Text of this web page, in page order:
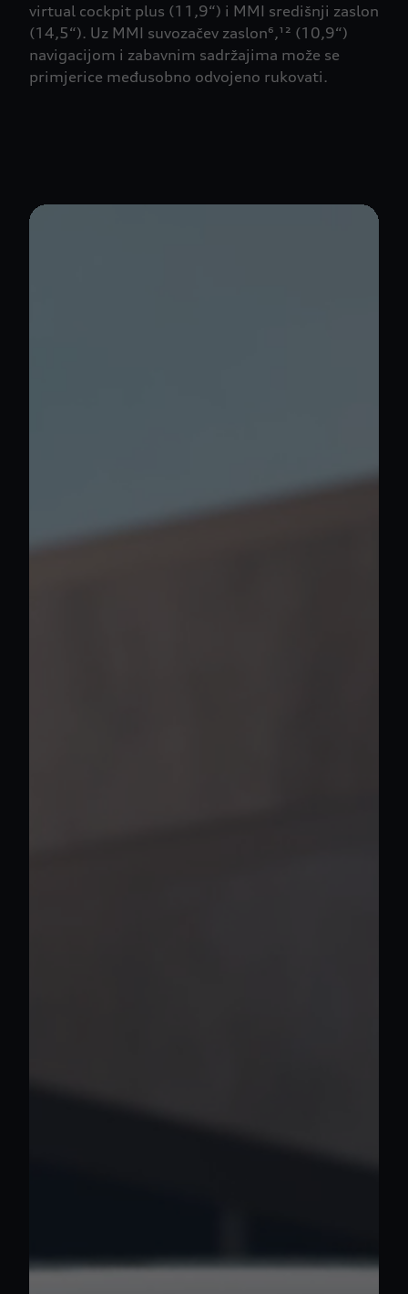
virtual cockpit plus (11,9“) i MMI središnji zaslon
(14,5“). Uz MMI suvozačev zaslon⁶,¹² (10,9“)
navigacijom i zabavnim sadržajima može se
primjerice međusobno odvojeno rukovati.